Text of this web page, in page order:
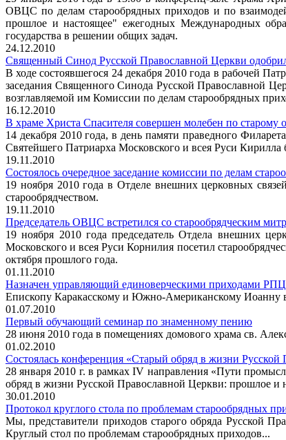
ОВЦС по делам старообрядных приходов и по
прошлое и настоящее" ежегодных Международных
государства в решении общих задач.
24.12.2010
Священный Синод Русской Православной Церкви
В ходе состоявшегося 24 декабря 2010 года в рабочей
заседания Священного Синода Русской Православной
возглавляемой им Комиссии по делам старообрядных
16.12.2010
В храме Христа Спасителя совершен молебен по старому
14 декабря 2010 года, в день памяти праведного
Святейшего Патриарха Московского и всея Руси
19.11.2010
Состоялось очередное заседание комиссии по делам
19 ноября 2010 года в Отделе внешних церковных
старообрядчеством.
19.11.2010
Председатель ОВЦС встретился со старообрядческим
19 ноября 2010 года председатель Отдела внешних
Московского и всея Руси Корнилия посетил
октября прошлого года.
01.11.2010
Назначен управляющий единоверческими приходами
Епископу Каракасскому и Южно-Американскому Иоанну
01.07.2010
Первый обучающий семинар по знаменному пению
28 июня 2010 года в помещениях домового храма св.
01.02.2010
Состоялась конференция «Старый обряд в жизни
28 января 2010 г. в рамках IV направления «Пути
обряд в жизни Русской Православной Церкви: прошлое и
30.01.2010
Протокол круглого стола по проблемам старообрядных
Мы, представители приходов старого обряда Русской
Круглый стол по проблемам старообрядных приходов...